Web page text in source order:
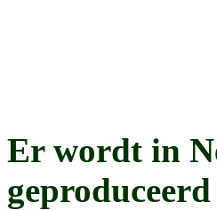
Er wordt in
geproduceerd